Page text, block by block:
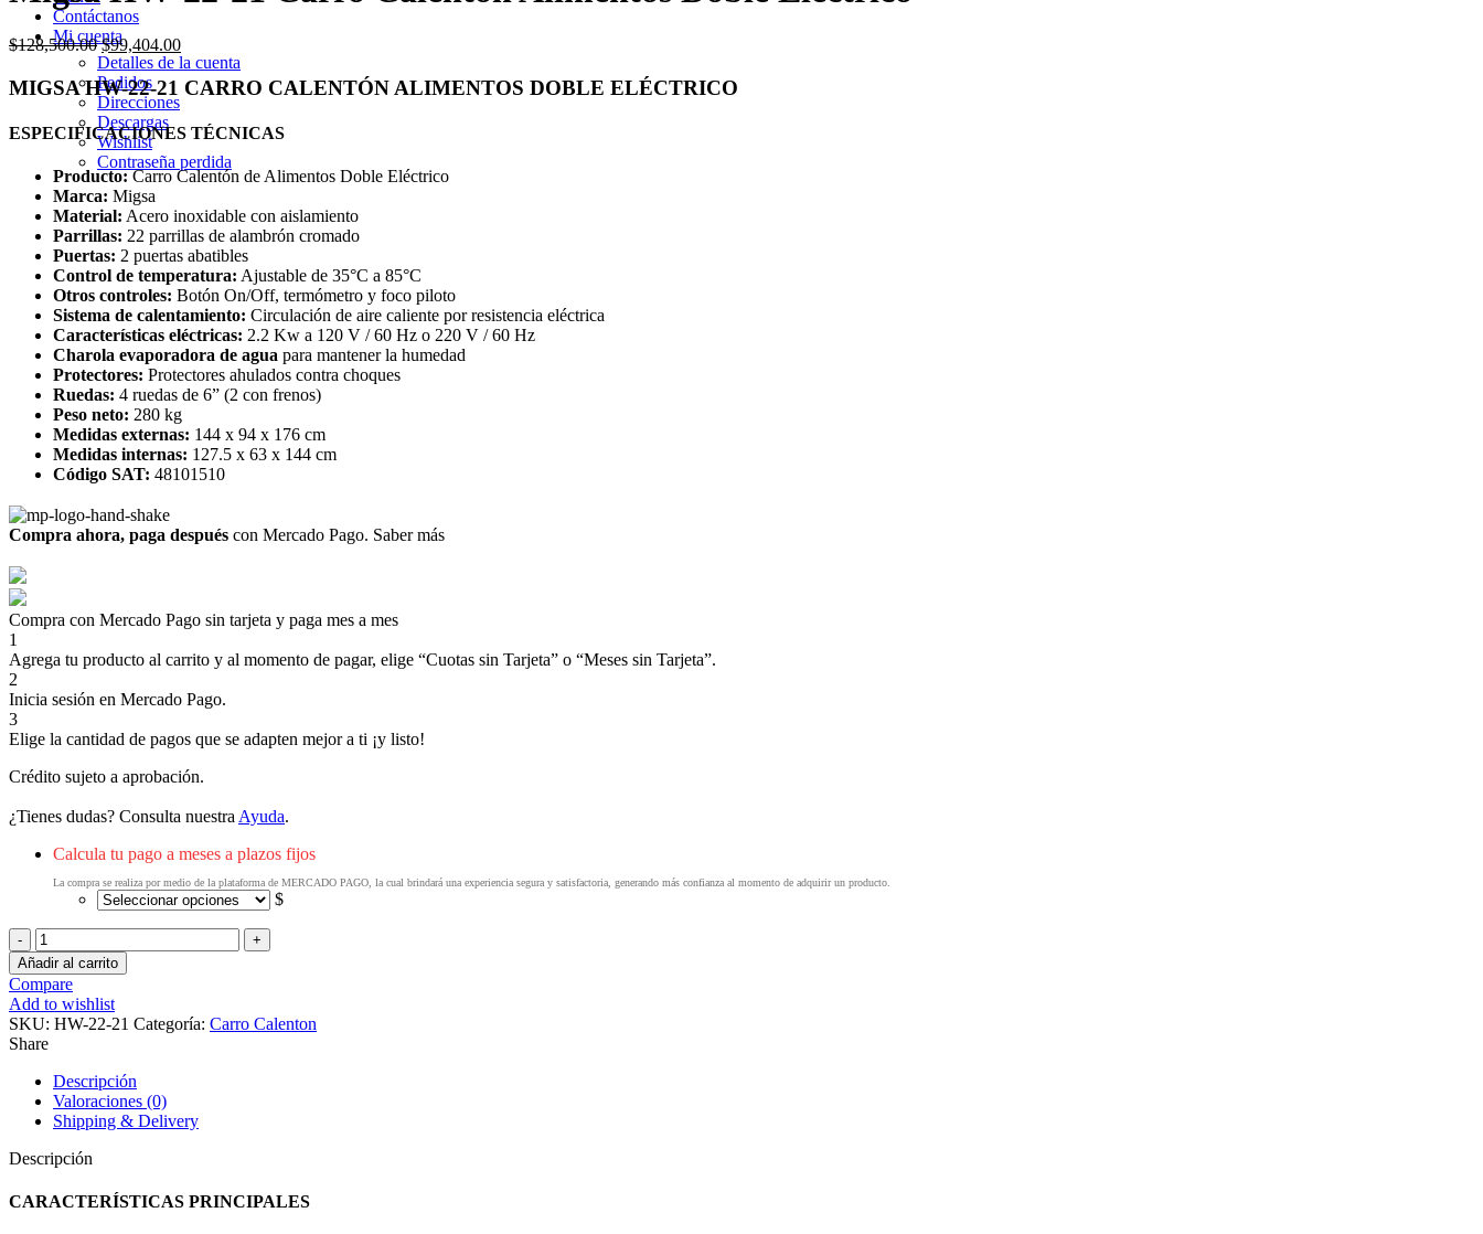
Contáctanos
Mi cuenta
Detalles de la cuenta
Pedidos
Direcciones
Descargas
Wishlist
Contraseña perdida
$128,500.00Original
price
was:
$128,500.00.
$99,404.00Current
price
is:
MIGSA HW-22-21 CARRO CALENTÓN ALIMENTOS DOBLE ELÉCTRICO
ESPECIFICACIONES TÉCNICAS
Producto:Carro Calentón de Alimentos Doble Eléctrico
Marca: Migsa
Material: Acero inoxidable con aislamiento
Parrillas: 22 parrillas de alambrón cromado
Puertas: 2 puertas abatibles
Control de temperatura: Ajustable de 35°C a 85°C
Otros controles: Botón On/Off, termómetro y foco piloto
Sistema de calentamiento: Circulación de aire caliente por resistencia eléctrica
Características eléctricas: 2.2 Kw a 120 V / 60 Hz o 220 V / 60 Hz
Charola evaporadora de agua para mantener la humedad
Protectores: Protectores ahulados contra choques
Ruedas: 4 ruedas de 6” (2 con frenos)
Peso neto: 280 kg
Medidas externas: 144 x 94 x 176 cm
Medidas internas: 127.5 x 63 x 144 cm
Código SAT: 48101510
Compra ahora, paga después con Mercado Pago. Saber más
Compra con Mercado Pago sin tarjeta y paga mes a mes
1
Agrega tu producto al carrito y al momento de pagar, elige “Cuotas sin Tarjeta” o “Meses sin Tarjeta”.
2
Inicia sesión en Mercado Pago.
3
Elige la cantidad de pagos que se adapten mejor a ti ¡y listo!
Crédito sujeto a aprobación.
¿Tienes dudas? Consulta nuestra Ayuda.
Calcula tu pago a meses a plazos fijos
La compra se realiza por medio de la plataforma de MERCADO PAGO, la cual brindará una experiencia segura y satisfactoria, generando más confianza al momento de adquirir un producto.
$
Migsa
HW-
22-
21
Carro
Calentón
Alimentos
Doble
Eléctrico
cantidad
Añadir al carrito
Compare
Add to wishlist
SKU: HW-22-21 Categoría: Carro Calenton
Share
Descripción
Valoraciones (0)
Shipping & Delivery
Descripción
CARACTERÍSTICAS PRINCIPALES